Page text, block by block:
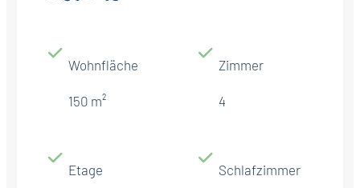
Wohnfläche
150 m²
Zimmer
4
Etage Schlafzimmer